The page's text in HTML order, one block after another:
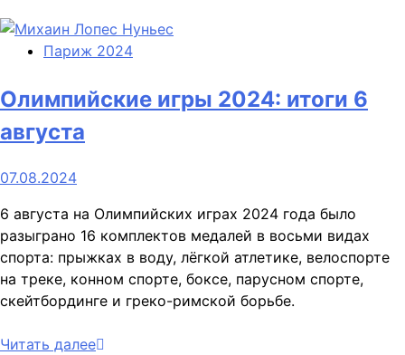
Париж 2024
Олимпийские игры 2024: итоги 6
августа
07.08.2024
6 августа на Олимпийских играх 2024 года было
разыграно 16 комплектов медалей в восьми видах
спорта: прыжках в воду, лёгкой атлетике, велоспорте
на треке, конном спорте, боксе, парусном спорте,
скейтбординге и греко-римской борьбе.
Читать далее